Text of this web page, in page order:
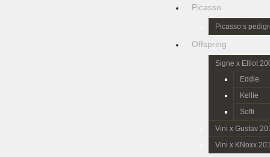
Picasso
Picasso’s
Offspring
Signe x Elliot
Eddie
Kellie
Soffi
Vini x Gustav
Vini x KNoxx